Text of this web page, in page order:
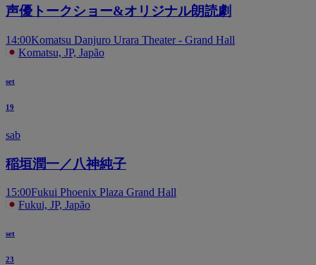
声優トークショー&オリジナル朗読劇
14:00Komatsu Danjuro Urara Theater - Grand Hall
Komatsu, JP, Japão
set
19
sab
稲垣潤一／八神純子
15:00Fukui Phoenix Plaza Grand Hall
Fukui, JP, Japão
set
23